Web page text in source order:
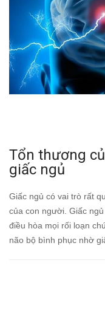
Tổn thương
giấc ngủ
Giấc ngủ có vai trò rất
của con người. Giấc
điều hòa mọi rối loạn
não bộ bình phục nhờ